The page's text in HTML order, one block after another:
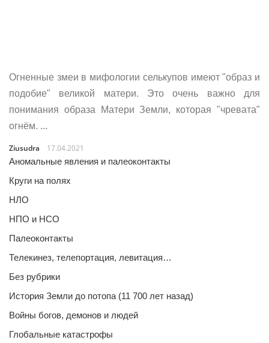
Огненные змеи в мифологии селькупов имеют "образ и
подобие" великой матери. Это очень важно для
понимания образа Матери Земли, которая "чревата"
огнём. ...
Ziusudra
17.04.2021
Аномальные явления и палеоконтакты
Круги на полях
НЛО
НПО и НСО
Палеоконтакты
Телекинез, телепортация, левитация…
Без рубрики
История Земли до потопа (11 700 лет назад)
Войны богов, демонов и людей
Глобальные катастрофы